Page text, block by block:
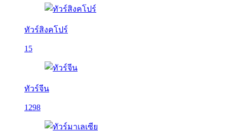
ทัวร์สิงคโปร์
15
ทัวร์จีน
1298